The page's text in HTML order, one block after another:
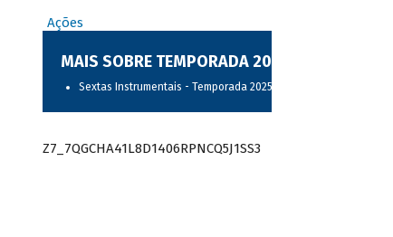
Ações
MAIS SOBRE TEMPORADA 2025
Sextas Instrumentais - Temporada 2025
Z7_7QGCHA41L8D1406RPNCQ5J1SS3